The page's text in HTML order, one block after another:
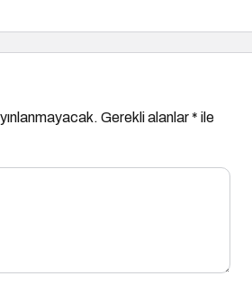
Gerekli alanlar* ile